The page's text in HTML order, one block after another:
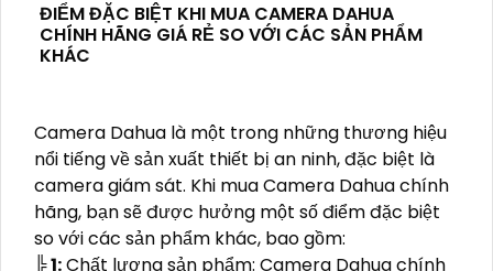
ĐIỂM ĐẶC BIỆT KHI MUA CAMERA DAHUA
CHÍNH HÃNG GIÁ RẺ SO VỚI CÁC SẢN PHẨM
KHÁC
Camera Dahua là một trong những thương hiệu
nổi tiếng về sản xuất thiết bị an ninh, đặc biệt là
camera giám sát. Khi mua Camera Dahua chính
hãng, bạn sẽ được hưởng một số điểm đặc biệt
so với các sản phẩm khác, bao gồm:
╠1:Chất lượng sản phẩm: Camera Dahua chính